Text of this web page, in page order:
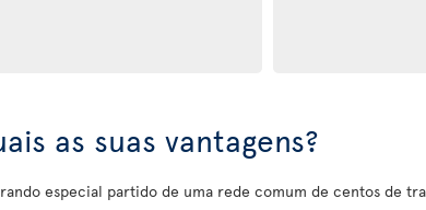
as suas vantagens?
especial partido de uma rede comum de centos de